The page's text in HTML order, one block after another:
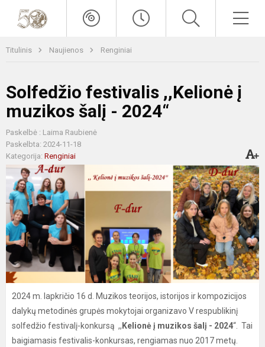
Titulinis Naujienos Renginiai
Solfedžio festivalis ,,Kelionė į
muzikos šalį - 2024“
Paskelbė : Laima Raubienė
Paskelbta: 2024-11-18
Kategorija: Renginiai
2024 m. lapkričio 16 d. Muzikos teorijos, istorijos ir kompozicijos
dalykų metodinės grupės mokytojai organizavo V respublikinį
solfedžio festivalį-konkursą ,, Kelionė į muzikos šalį - 2024“. Tai
baigiamasis festivalis-konkursas, rengiamas nuo 2017 metų.